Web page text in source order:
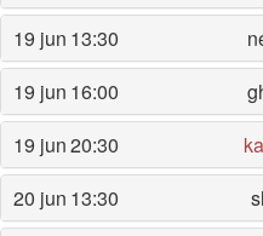
19 jun 13:30
19 jun 16:00
19 jun20:30
20 jun 13:30